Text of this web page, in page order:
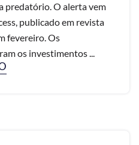
predatório. O alerta vem
publicado em revista
fevereiro. Os
os investimentos ...